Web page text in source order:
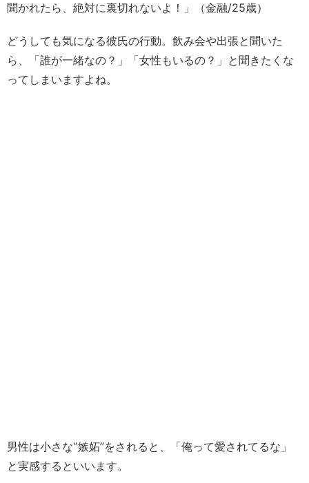
聞かれたら、絶対に裏切れないよ！」（金融/25歳）
どうしても気になる彼氏の行動。飲み会や出張と聞いた
ら、「誰が一緒なの？」「女性もいるの？」と聞きたくな
ってしまいますよね。
男性は小さな‟嫉妬”をされると、「俺って愛されてるな」
と実感するといいます。